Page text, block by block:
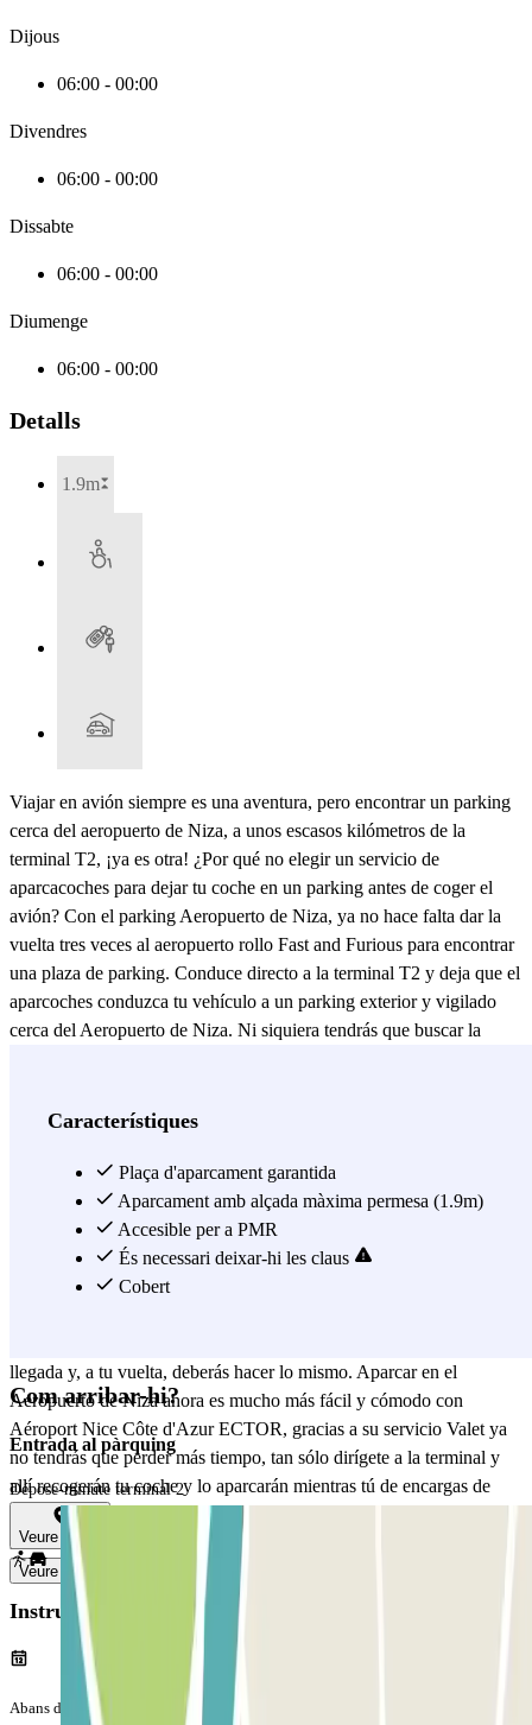
Dijous
06:00 - 00:00
Divendres
06:00 - 00:00
Dissabte
06:00 - 00:00
Diumenge
06:00 - 00:00
Detalls
1.9m
Viajar en avión siempre es una aventura, pero encontrar un parking
cerca del aeropuerto de Niza, a unos escasos kilómetros de la
terminal T2, ¡ya es otra! ¿Por qué no elegir un servicio de
aparcacoches para dejar tu coche en un parking antes de coger el
avión? Con el parking Aeropuerto de Niza, ya no hace falta dar la
vuelta tres veces al aeropuerto rollo Fast and Furious para encontrar
una plaza de parking. Conduce directo a la terminal T2 y deja que el
aparcoches conduzca tu vehículo a un parking exterior y vigilado
cerca del Aeropuerto de Niza. Ni siquiera tendrás que buscar la
dejar tu coche al operador del parking Aéroport Nice Côte d'Azur
d'Azur ECTOR te permite ir directo a la terminal T2: así, viajarás
súper tranquilo/a sabiendo que tu vehículo está seguro en un parking
cerca y vigilado las 24h del día. El procedimiento a seguir en muy
simple: un día antes de tu viaje, recibirás un mensaje facilitándote el
número de teléfono del conductor del Aéroport Nice Côte d'Azur
llegada y, a tu vuelta, deberás hacer lo mismo. Aparcar en el
Aeropuerto de Niza ahora es mucho más fácil y cómodo con
Aéroport Nice Côte d'Azur ECTOR, gracias a su servicio Valet ya
no tendrás que perder más tiempo, tan sólo dirígete a la terminal y
allí recogerán tu coche y lo aparcarán mientras tú de encargas de
disfrutar al máximo de tus vacaciones. ¡Ojo! Tendrás que dejar las
llaves de tu coche.
Veure més
Característiques
Plaça d'aparcament garantida
Aparcament amb alçada màxima permesa (1.9m)
Accesible per a PMR
És necessari deixar-hi les claus
Cobert
Com arribar-hi?
Entrada al pàrquing
Dépose-minute terminal 2
Veure mapa
Instruccions
Abans del teu viatge